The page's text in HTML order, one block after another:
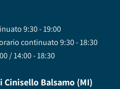
9:30 - 19:00
continuato 9:30 - 18:30
/ 14:00 - 18:30
Balsamo (MI)